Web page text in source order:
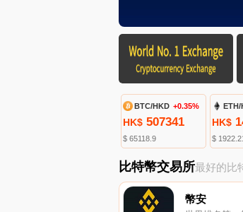
BTC/HKD +0.35%
HK$ 507341
$ 65118.9
ETH/
HK$
$
比特幣交易所最好的比
幣安